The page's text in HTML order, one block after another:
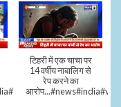
टिहरी में एक चाचा पर
14 वर्षीय नाबालिग से
रेप करने का